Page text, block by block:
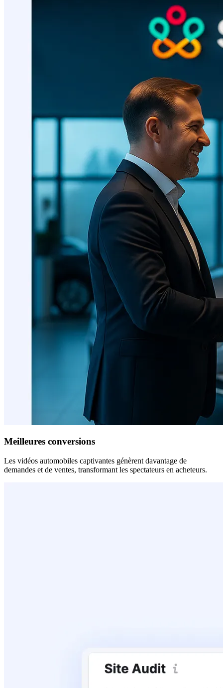
Meilleures conversions
Les vidéos automobiles captivantes génèrent davantage de
demandes et de ventes, transformant les spectateurs en acheteurs.